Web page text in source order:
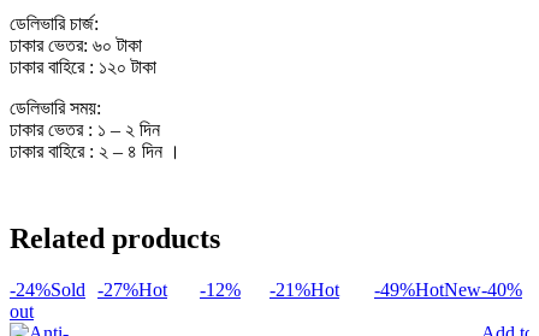
ডেলিভারি চার্জ:
ঢাকার ভেতর: ৬০ টাকা
ঢাকার বাহিরে : ১২০ টাকা
ডেলিভারি সময়:
ঢাকার ভেতর : ১ – ২ দিন
ঢাকার বাহিরে : ২ – ৪ দিন ।
Related products
-24%Sold
out
-27%Hot -12% -21%Hot -49%HotNew-40%